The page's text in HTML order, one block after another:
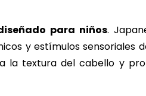
para niños.
y estímulos sensoriales
la textura del cabello y